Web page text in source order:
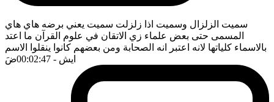
سميت الزلزال وسميت اذا زلزلت سميت يعني برضه هاي هاي
المسمى حتى بعض علماء زي الاتقان في علوم القرآن ما اعتد
بالاسماء كلياتها لانه اعتبر انه الصحابة ومن بعضهم كانوا ينقلوا الاسم
ايش - 00:02:47 ضَ